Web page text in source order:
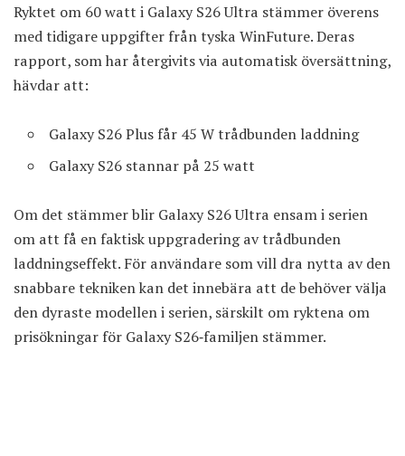
Ryktet om 60 watt i Galaxy S26 Ultra stämmer överens
med tidigare uppgifter från tyska WinFuture. Deras
rapport, som har återgivits via automatisk översättning,
hävdar att:
Galaxy S26 Plus får 45 W trådbunden laddning
Galaxy S26 stannar på 25 watt
Om det stämmer blir Galaxy S26 Ultra ensam i serien
om att få en faktisk uppgradering av trådbunden
laddningseffekt. För användare som vill dra nytta av den
snabbare tekniken kan det innebära att de behöver välja
den dyraste modellen i serien, särskilt om ryktena om
prisökningar för Galaxy S26‑familjen stämmer.